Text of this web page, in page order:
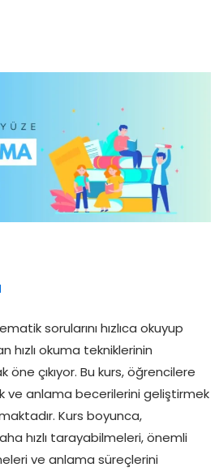
sorularını hızlıca okuyup
hızlı okuma tekniklerinin
çıkıyor. Bu kurs, öğrencilere
ve anlama becerilerini geliştirmek
Kurs boyunca,
hızlı tarayabilmeleri, önemli
ve anlama süreçlerini